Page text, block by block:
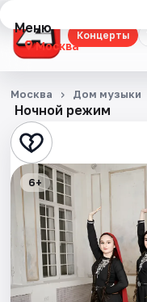
Концерты
Меню
Москва
Концерты
Театр
Стендап
Выставки
Квесты
Экскурсии
Ночной режим
Москва Дом музыки
6+